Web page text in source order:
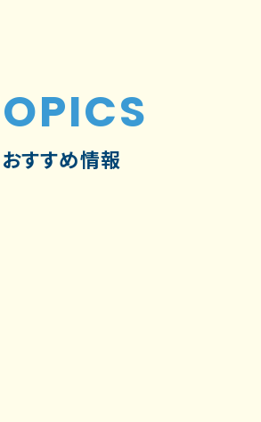
おすすめ情報